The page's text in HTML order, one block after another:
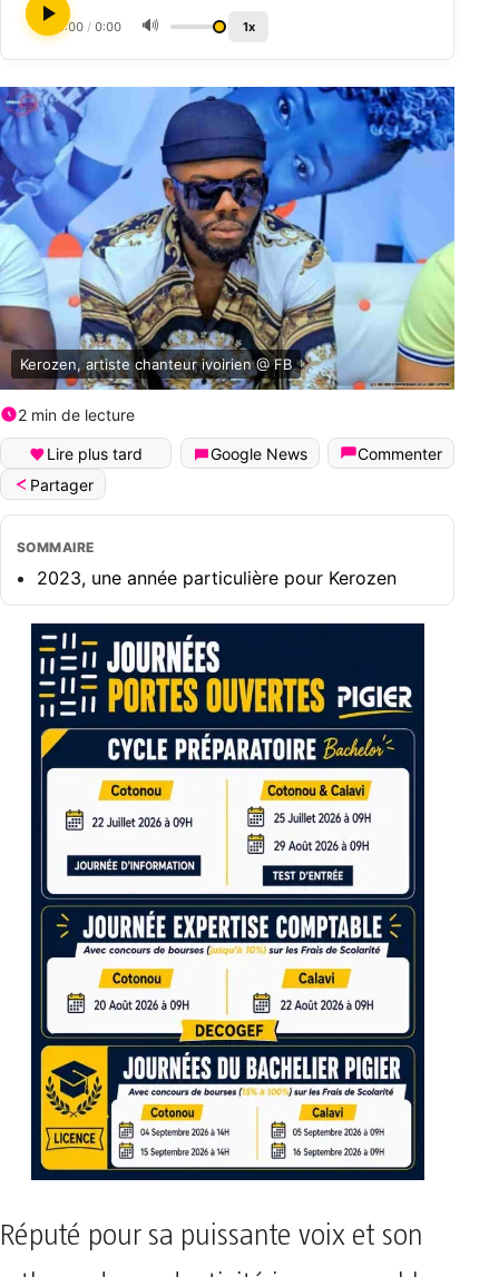
0:00 / 0:00 🔊 1x
Kerozen, artiste chanteur ivoirien @ FB
2 min de lecture
Lire plus tard Google News
Commenter
Partager
SOMMAIRE
2023, une année particulière pour Kerozen
Réputé pour sa puissante voix et son